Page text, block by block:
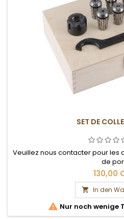
SET DE
Veuillez nous contacter pour les
de
130,00
 In den
 Nur noch wenige